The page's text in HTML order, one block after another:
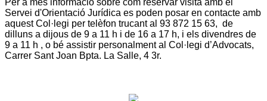
Servei d'Orientació Jurídica es poden posar en contacte amb
aquest Col·legi per telèfon trucant al 93 872 15 63, de
dilluns a dijous de 9 a 11 h i de 16 a 17 h, i els divendres de
9 a 11 h , o bé assistir personalment al Col·legi d’Advocats,
Carrer Sant Joan Bpta. La Salle, 4 3r.